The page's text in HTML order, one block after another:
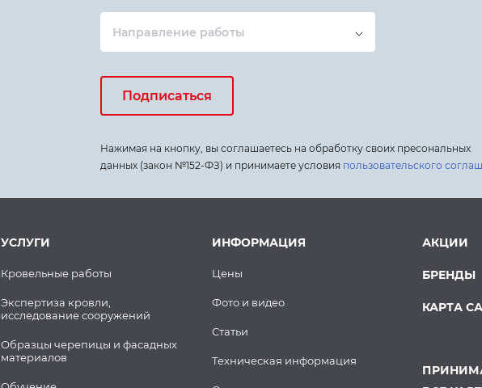
Направление работы
Подписаться
Нажимая на кнопку, вы соглашаетесь на обработку своих пресональных
данных (закон №152-ФЗ) и принимаете условия пользовательского
УСЛУГИ
Кровельные работы
Экспертиза кровли,
исследование сооружений
Образцы черепицы и фасадных
материалов
ИНФОРМАЦИЯ
Цены
Фото и видео
Статьи
Техническая информация
АКЦИИ
БРЕНДЫ
КАРТА